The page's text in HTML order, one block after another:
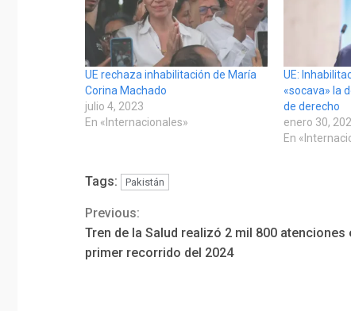
UE rechaza inhabilitación de María
Corina Machado
julio 4, 2023
En «Internacionales»
UE:
«socava» la
de derecho
enero 30,
En
Tags: Pakistán
Continue
Reading
Previous:
Tren de la Salud realizó 2 mil 800 atenciones
primer recorrido del 2024